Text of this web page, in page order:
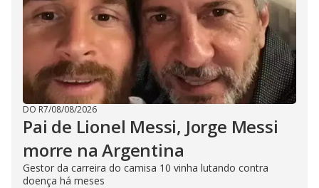
DO R7/08/08/2026
Pai de Lionel Messi, Jorge Messi
morre na Argentina
Gestor da carreira do camisa 10 vinha lutando contra
doença há meses